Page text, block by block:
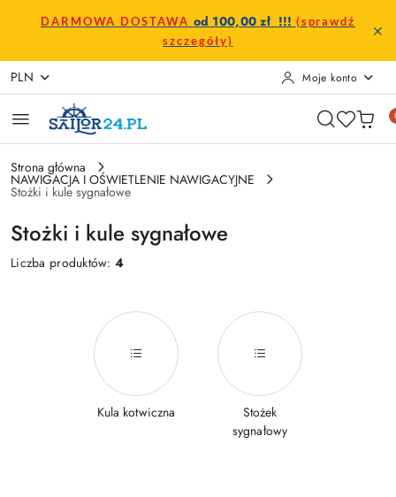
Przejdź do treści głównej
Przejdź do wyszukiwarki
Przejdź do moje konto
Przejdź do menu głównego
Przejdź do stopki
DARMOWA DOSTAWA od 100,00 zł !!! (sprawdź
szczegóły)
PLN Moje konto
Strona główna
NAWIGACJA I OŚWIETLENIE NAWIGACYJNE
Stożki i kule sygnałowe
Stożki i kule sygnałowe
Liczba produktów:4
Kula kotwiczna
Stożek
sygnałowy